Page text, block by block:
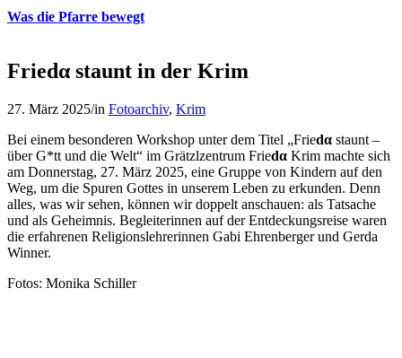
Was die Pfarre bewegt
Friedα staunt in der Krim
27. März 2025/in Fotoarchiv, Krim
Bei einem besonderen Workshop unter dem Titel „Friedα staunt –
über G*tt und die Welt“ im Grätzlzentrum Friedα Krim machte sich
am Donnerstag, 27. März 2025, eine Gruppe von Kindern auf den
Weg, um die Spuren Gottes in unserem Leben zu erkunden. Denn
alles, was wir sehen, können wir doppelt anschauen: als Tatsache
und als Geheimnis. Begleiterinnen auf der Entdeckungsreise waren
die erfahrenen Religionslehrerinnen Gabi Ehrenberger und Gerda
Winner.
Fotos: Monika Schiller